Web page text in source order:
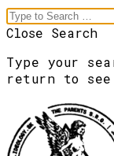
Close Search
Type your
return to